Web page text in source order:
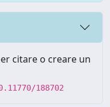
citare o creare un
188702